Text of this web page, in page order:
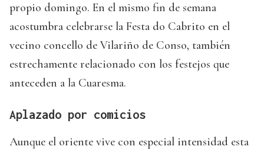
propio domingo. En el mismo fin de semana
acostumbra celebrarse la Festa do Cabrito en el
vecino concello de Vilariño de Conso, también
estrechamente relacionado con los festejos que
anteceden a la Cuaresma.
Aplazado por comicios
Aunque el oriente vive con especial intensidad esta